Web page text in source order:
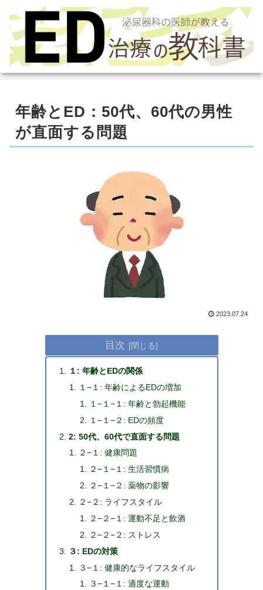
年齢とED：50代、60代の男性
が直面する問題
2023.07.24
目次
１: 年齢とEDの関係
１−１: 年齢によるEDの増加
１−１−１: 年齢と勃起機能
１−１−２: EDの頻度
2: 50代、60代で直面する問題
２−１: 健康問題
２−１−１: 生活習慣病
２−１−２: 薬物の影響
２−２: ライフスタイル
２−２−１: 運動不足と飲酒
２−２−２: ストレス
３: EDの対策
３−１: 健康的なライフスタイル
３−１−１: 適度な運動